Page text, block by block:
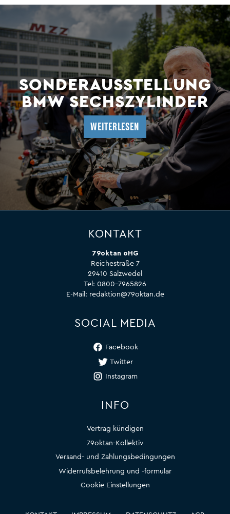
SONDERAUSSTELLUNG
BMW SECHSZYLINDER
WEITERLESEN
KONTAKT
79oktan oHG
Reichestraße 7
29410 Salzwedel
Tel: 0800-7965826
E-Mail: redaktion@79oktan.de
SOCIAL MEDIA
Facebook
Twitter
Instagram
INFO
Vertrag kündigen
79oktan-Kollektiv
Versand- und Zahlungsbedingungen
Widerrufsbelehrung und -formular
Cookie Einstellungen